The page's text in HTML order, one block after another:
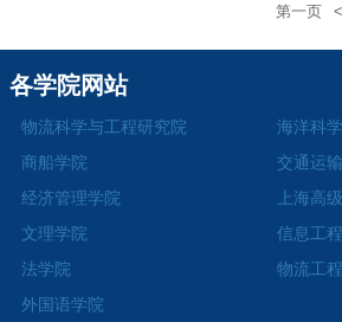
第一页
各学院网站
物流科学与工程研究院
海洋科
商船学院
交通运
经济管理学院
上海高
文理学院
信息工
法学院
物流工
外国语学院